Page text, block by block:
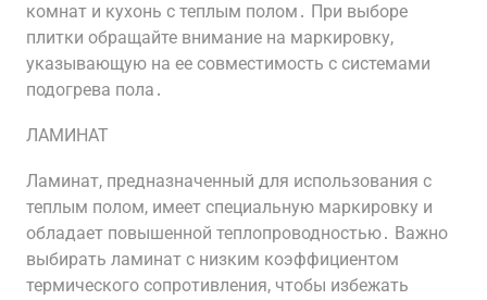
комнат и кухонь с теплым полом․ При выборе
плитки обращайте внимание на маркировку,
указывающую на ее совместимость с системами
подогрева пола․
ЛАМИНАТ
Ламинат, предназначенный для использования с
теплым полом, имеет специальную маркировку и
обладает повышенной теплопроводностью․ Важно
выбирать ламинат с низким коэффициентом
термического сопротивления, чтобы избежать